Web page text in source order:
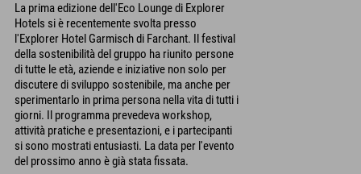
La prima edizione dell'Eco Lounge di Explorer
Hotels si è recentemente svolta presso
l'Explorer Hotel Garmisch di Farchant. Il festival
della sostenibilità del gruppo ha riunito persone
di tutte le età, aziende e iniziative non solo per
discutere di sviluppo sostenibile, ma anche per
sperimentarlo in prima persona nella vita di tutti i
giorni. Il programma prevedeva workshop,
attività pratiche e presentazioni, e i partecipanti
si sono mostrati entusiasti. La data per l'evento
del prossimo anno è già stata fissata.